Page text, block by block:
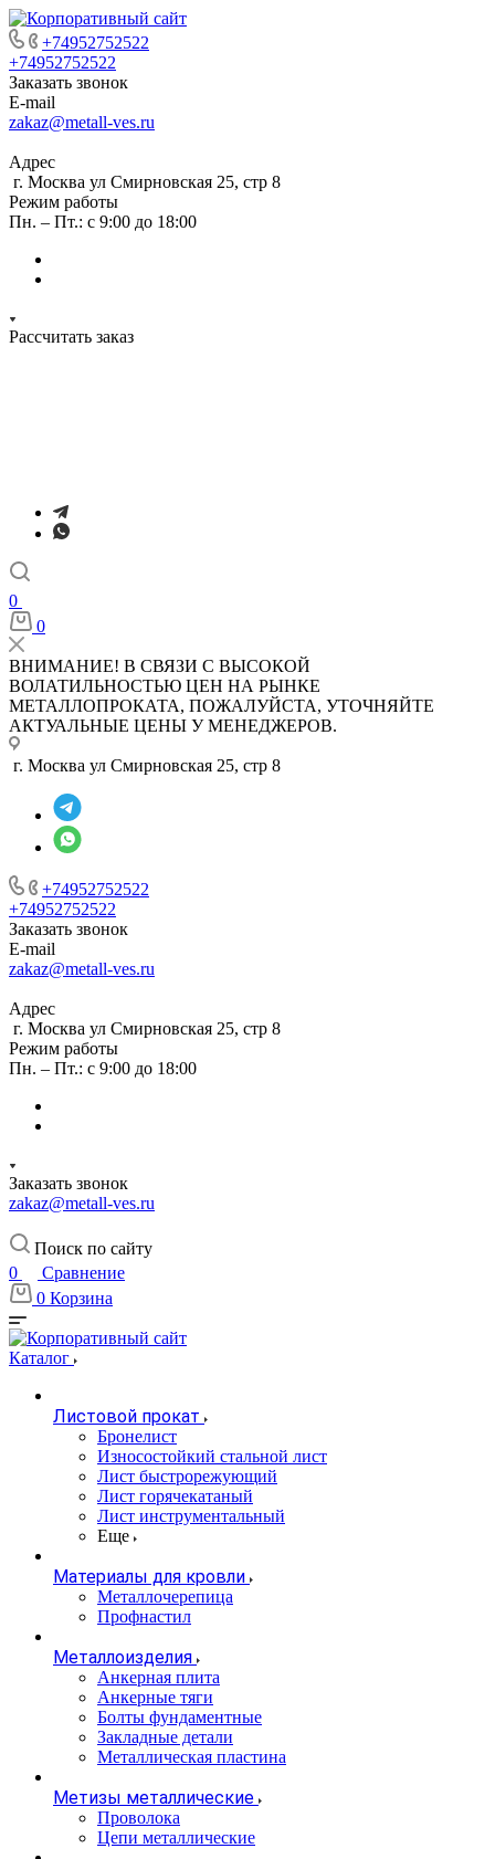
+74952752522
+74952752522
Заказать звонок
E-mail
zakaz@metall-ves.ru
Адрес
г. Москва ул Смирновская 25, стр 8
Режим работы
Пн. – Пт.: с 9:00 до 18:00
Рассчитать заказ
0
0
ВНИМАНИЕ! В СВЯЗИ С ВЫСОКОЙ
ВОЛАТИЛЬНОСТЬЮ ЦЕН НА РЫНКЕ
МЕТАЛЛОПРОКАТА, ПОЖАЛУЙСТА, УТОЧНЯЙТЕ
АКТУАЛЬНЫЕ ЦЕНЫ У МЕНЕДЖЕРОВ.
г. Москва ул Смирновская 25, стр 8
+74952752522
+74952752522
Заказать звонок
E-mail
zakaz@metall-ves.ru
Адрес
г. Москва ул Смирновская 25, стр 8
Режим работы
Пн. – Пт.: с 9:00 до 18:00
Заказать звонок
zakaz@metall-ves.ru
Поиск по сайту
0
Сравнение
0 Корзина
Каталог
Листовой прокат
Бронелист
Износостойкий стальной лист
Лист быстрорежующий
Лист горячекатаный
Лист инструментальный
Еще
Материалы для кровли
Металлочерепица
Профнастил
Металлоизделия
Анкерная плита
Анкерные тяги
Болты фундаментные
Закладные детали
Металлическая пластина
Метизы металлические
Проволока
Цепи металлические